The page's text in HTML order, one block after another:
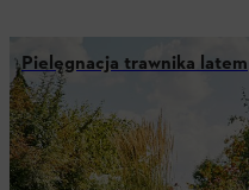
Pielęgnacja trawnika latem